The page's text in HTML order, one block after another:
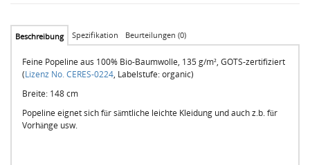
Beschreibung Spezifikation Beurteilungen (0)
Feine Popeline aus 100% Bio-Baumwolle, 135 g/m², GOTS-zertifiziert
(Lizenz No. CERES-0224, Labelstufe: organic)
Breite: 148 cm
Popeline eignet sich für sämtliche leichte Kleidung und auch z.b. für
Vorhänge usw.